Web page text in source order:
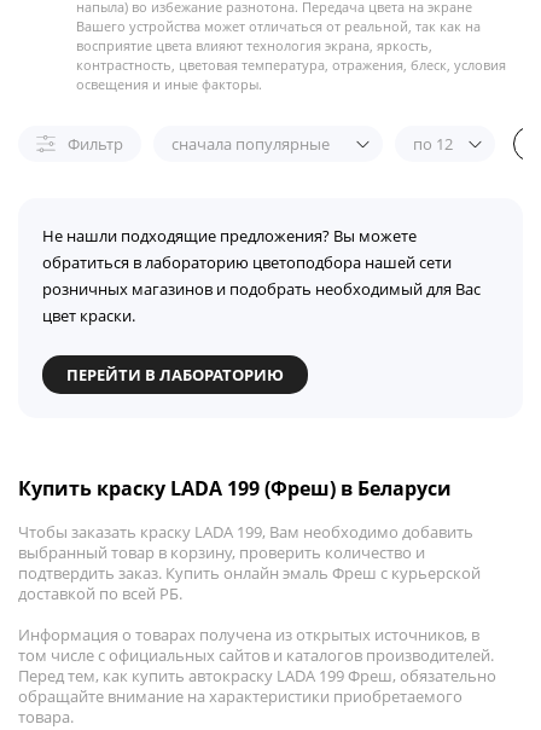
напыла) во избежание разнотона. Передача цвета на экране
Вашего устройства может отличаться от реальной, так как на
восприятие цвета влияют технология экрана, яркость,
контрастность, цветовая температура, отражения, блеск, условия
освещения и иные факторы.
Фильтр сначала популярные по 12
Не нашли подходящие предложения? Вы можете
обратиться в лабораторию цветоподбора нашей сети
розничных магазинов и подобрать необходимый для Вас
цвет краски.
ПЕРЕЙТИ В ЛАБОРАТОРИЮ
Купить краску LADA 199 (Фреш) в Беларуси
Чтобы заказать краску LADA 199, Вам необходимо добавить
выбранный товар в корзину, проверить количество и
подтвердить заказ. Купить онлайн эмаль Фреш с курьерской
доставкой по всей РБ.
Информация о товарах получена из открытых источников, в
том числе с официальных сайтов и каталогов производителей.
Перед тем, как купить автокраску LADA 199 Фреш, обязательно
обращайте внимание на характеристики приобретаемого
товара.